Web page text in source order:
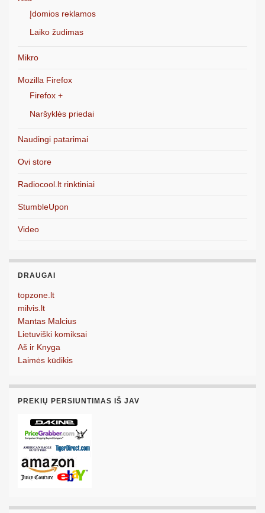
Įdomios reklamos
Laiko žudimas
Mikro
Mozilla Firefox
Firefox +
Naršyklės priedai
Naudingi patarimai
Ovi store
Radiocool.lt rinktiniai
StumbleUpon
Video
DRAUGAI
topzone.lt
milvis.lt
Mantas Malcius
Lietuviški komiksai
Aš ir Knyga
Laimės kūdikis
PREKIŲ PERSIUNTIMAS IŠ JAV